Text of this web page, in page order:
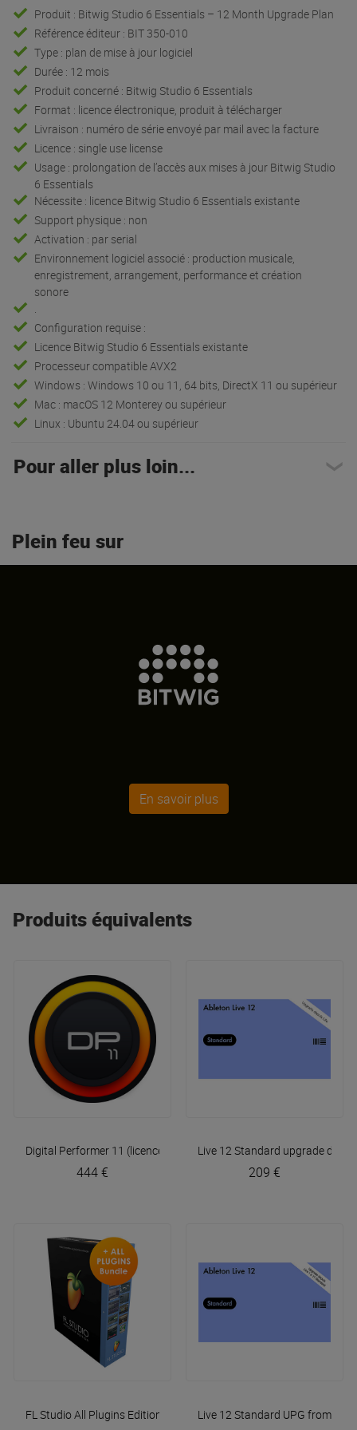
Produit : Bitwig Studio 6 Essentials – 12 Month Upgrade Plan
Référence éditeur : BIT 350-010
Type : plan de mise à jour logiciel
Durée : 12 mois
Produit concerné : Bitwig Studio 6 Essentials
Format : licence électronique, produit à télécharger
Livraison : numéro de série envoyé par mail avec la facture
Licence : single use license
Usage : prolongation de l’accès aux mises à jour Bitwig Studio
6 Essentials
Nécessite : licence Bitwig Studio 6 Essentials existante
Support physique : non
Activation : par serial
Environnement logiciel associé : production musicale,
enregistrement, arrangement, performance et création
sonore
.
Configuration requise :
Licence Bitwig Studio 6 Essentials existante
Processeur compatible AVX2
Windows : Windows 10 ou 11, 64 bits, DirectX 11 ou supérieur
Mac : macOS 12 Monterey ou supérieur
Linux : Ubuntu 24.04 ou supérieur
Pour aller plus loin...
Plein feu sur
En savoir plus
Produits équivalents
Digital Performer 11 (licence en téléchargement)Motu
444 €
Live 12 Standard upgrade
209 €
FL Studio All Plugins Edition (licence)Image Line
Live 12 Standard UPG from